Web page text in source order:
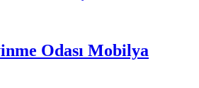
Odası Mobilya